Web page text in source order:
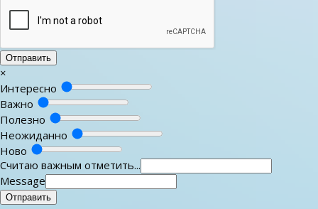
Отправить
×
Интересно
Важно
Полезно
Неожиданно
Ново
Считаю важным отметить...
Message
Отправить